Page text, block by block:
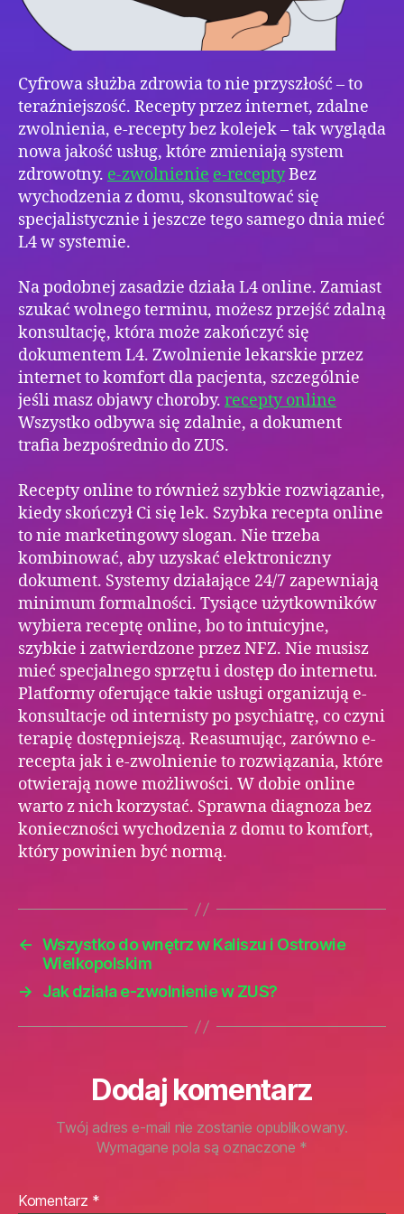
Cyfrowa służba zdrowia to nie przyszłość – to
teraźniejszość. Recepty przez internet, zdalne
zwolnienia, e-recepty bez kolejek – tak wygląda
nowa jakość usług, które zmieniają system
zdrowotny. e-zwolnienie e-receptyBez
wychodzenia z domu, skonsultować się
specjalistycznie i jeszcze tego samego dnia mieć
L4 w systemie.
Na podobnej zasadzie działa L4 online. Zamiast
szukać wolnego terminu, możesz przejść zdalną
konsultację, która może zakończyć się
dokumentem L4. Zwolnienie lekarskie przez
internet to komfort dla pacjenta, szczególnie
jeśli masz objawy choroby. recepty online
Wszystko odbywa się zdalnie, a dokument
trafia bezpośrednio do ZUS.
Recepty online to również szybkie rozwiązanie,
kiedy skończył Ci się lek. Szybka recepta online
to nie marketingowy slogan. Nie trzeba
kombinować, aby uzyskać elektroniczny
dokument. Systemy działające 24/7 zapewniają
minimum formalności. Tysiące użytkowników
wybiera receptę online, bo to intuicyjne,
szybkie i zatwierdzone przez NFZ. Nie musisz
mieć specjalnego sprzętu i dostęp do internetu.
Platformy oferujące takie usługi organizują e-
konsultacje od internisty po psychiatrę, co czyni
terapię dostępniejszą. Reasumując, zarówno e-
recepta jak i e-zwolnienie to rozwiązania, które
otwierają nowe możliwości. W dobie online
warto z nich korzystać. Sprawna diagnoza bez
konieczności wychodzenia z domu to komfort,
który powinien być normą.
← Wszystko do wnętrz w Kaliszu i Ostrowie
Wielkopolskim
→
Jak działa e-zwolnienie w ZUS?
Dodaj komentarz
Twój adres e-mail nie zostanie opublikowany.
Wymagane pola są oznaczone *
Komentarz *